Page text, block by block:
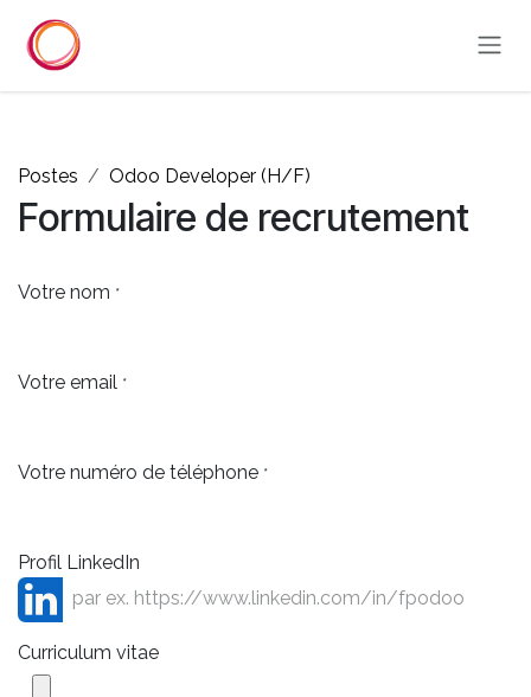
Postes Odoo Developer (H/F)
Formulaire de recrutement
Votre nom *
Votre email *
Votre numéro de téléphone *
Profil LinkedIn
Curriculum vitae